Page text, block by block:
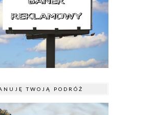
TWOJĄ PODRÓŻ